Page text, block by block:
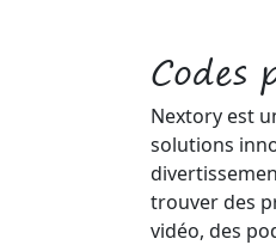
Codes
Nextory est
solutions
trouver des
vidéo, des